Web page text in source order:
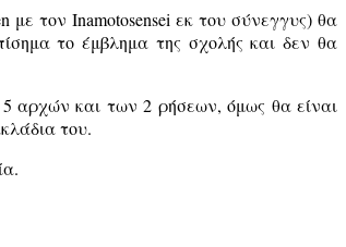
με τον Inamotosensei εκ του σύνεγγυς) θα
το έμβλημα της σχολής και δεν θα
αρχών και των 2 ρήσεων, όμως θα είναι
του.